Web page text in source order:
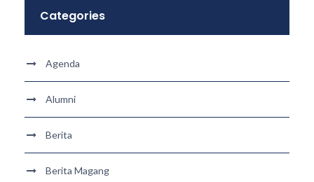
Categories
Agenda
Alumni
Berita
Berita Magang